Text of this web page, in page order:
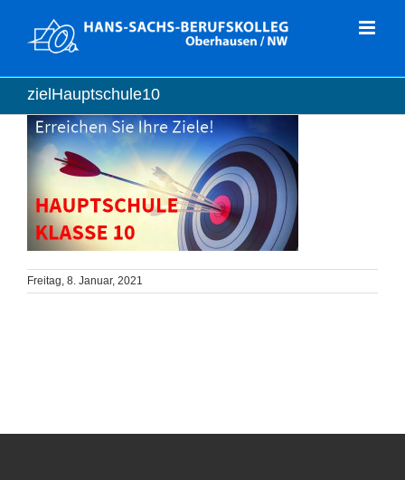
springen
zielHauptschule10
Freitag, 8. Januar, 2021